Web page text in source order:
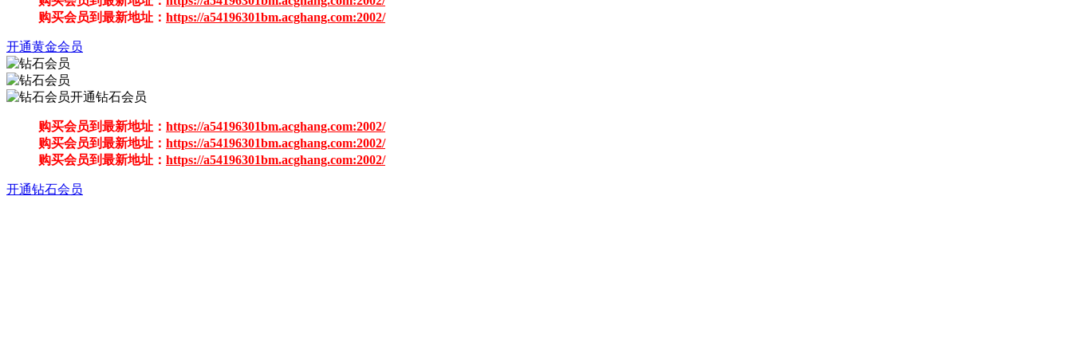
购买会员到最新地址： https://a54196301bm.acghang.com:2002/
开通黄金会员
开通钻石会员
购买会员到最新地址： https://a54196301bm.acghang.com:2002/
购买会员到最新地址： https://a54196301bm.acghang.com:2002/
购买会员到最新地址： https://a54196301bm.acghang.com:2002/
开通钻石会员